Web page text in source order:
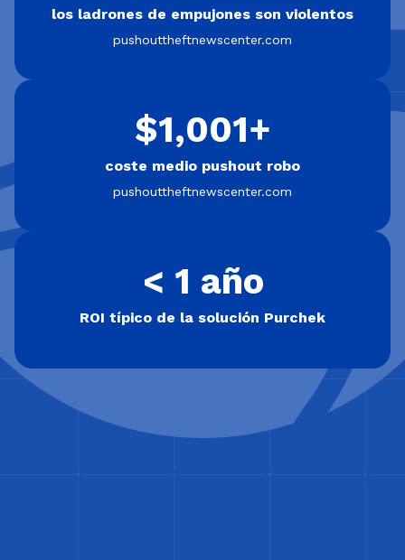
los ladrones de empujones son violentos
pushouttheftnewscenter.com
$1,001+
coste medio pushout robo
pushouttheftnewscenter.com
< 1 año
ROI típico de la solución Purchek